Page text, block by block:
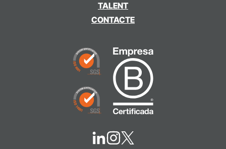
TALENT
CONTACTE